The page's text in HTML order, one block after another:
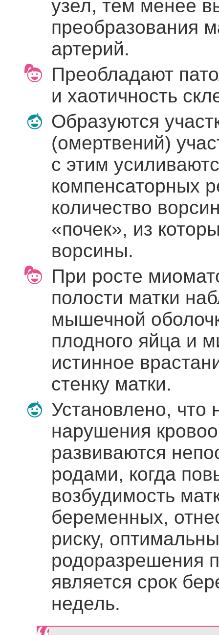
узел, тем менее
преобразования
артерий.
Преобладают
и хаотичность
Образуются
(омертвений)
с этим
компенсаторных
количество
«почек», из
ворсины.
При росте
полости матки
мышечной
плодного яйца и
истинное
стенку матки.
Установлено, что
нарушения
развиваются
родами, когда
возбудимость
беременных,
риску,
родоразрешения
является срок
недель.